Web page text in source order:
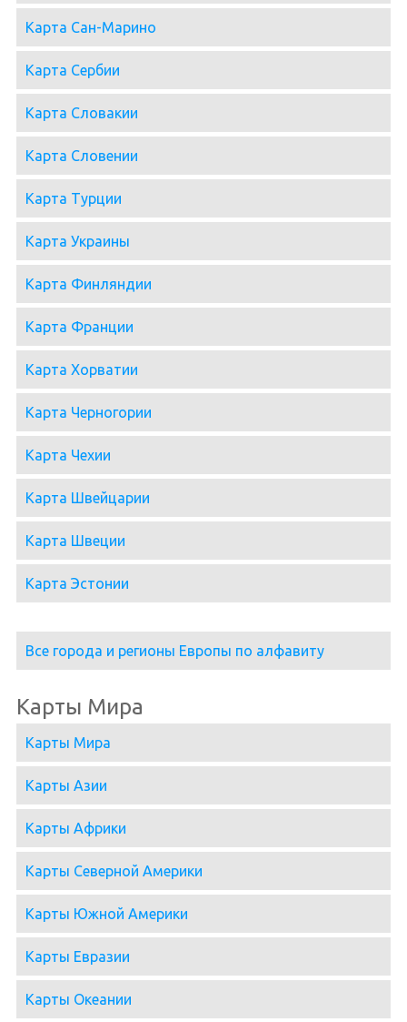
Карта Сан-Марино
Карта Сербии
Карта Словакии
Карта Словении
Карта Турции
Карта Украины
Карта Финляндии
Карта Франции
Карта Хорватии
Карта Черногории
Карта Чехии
Карта Швейцарии
Карта Швеции
Карта Эстонии
Все города и регионы Европы по алфавиту
Карты Мира
Карты Мира
Карты Азии
Карты Африки
Карты Северной Америки
Карты Южной Америки
Карты Евразии
Карты Океании